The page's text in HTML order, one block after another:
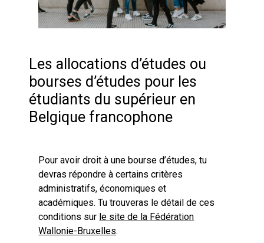
Les allocations d’études ou
bourses d’études pour les
étudiants du supérieur en
Belgique francophone
Pour avoir droit à une bourse d’études, tu
devras répondre à certains critères
administratifs, économiques et
académiques. Tu trouveras le détail de ces
conditions sur le site de la Fédération
Wallonie-Bruxelles.